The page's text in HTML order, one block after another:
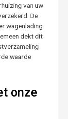
van uw
De
wagenlading
dekt dit
waarde
onze